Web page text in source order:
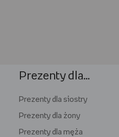
Prezenty dla…
Prezenty dla siostry
Prezenty dla żony
Prezenty dla męża